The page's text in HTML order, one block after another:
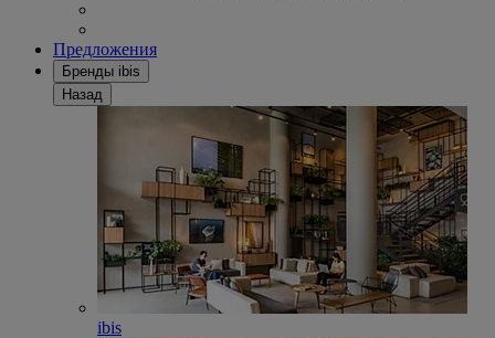
Предложения
Бренды ibis
Назад
ibis